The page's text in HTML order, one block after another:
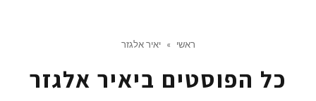
ראשי » יאיר אלגזר
כל הפוסטים ביאיר אלגזר